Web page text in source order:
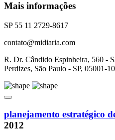
Mais informações
SP 55 11 2729-8617
contato@midiaria.com
R. Dr. Cândido Espinheira, 560 -
Perdizes, São Paulo - SP, 05001-
planejamento estratégico
2012